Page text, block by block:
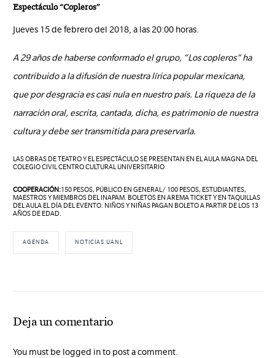
Espectáculo “Copleros”
Jueves 15 de febrero del 2018, a las 20:00 horas.
A 29 años de haberse conformado el grupo, “Los copleros” ha
contribuido a la difusión de nuestra lírica popular mexicana,
que por desgracia es casi nula en nuestro país. La riqueza de la
narración oral, escrita, cantada, dicha, es patrimonio de nuestra
cultura y debe ser transmitida para preservarla.
LAS OBRAS DE TEATRO Y EL ESPECTÁCULO SE PRESENTAN EN EL AULA MAGNA DEL
COLEGIO CIVIL CENTRO CULTURAL UNIVERSITARIO
COOPERACIÓN:150 PESOS, PÚBLICO EN GENERAL/ 100 PESOS, ESTUDIANTES,
MAESTROS Y MIEMBROS DEL INAPAM. BOLETOS EN AREMA TICKET Y EN TAQUILLAS
DEL AULA EL DÍA DEL EVENTO. NIÑOS Y NIÑAS PAGAN BOLETO A PARTIR DE LOS 13
AÑOS DE EDAD.
AGENDA NOTICIAS UANL
Deja un comentario
You must be logged in to post a comment.